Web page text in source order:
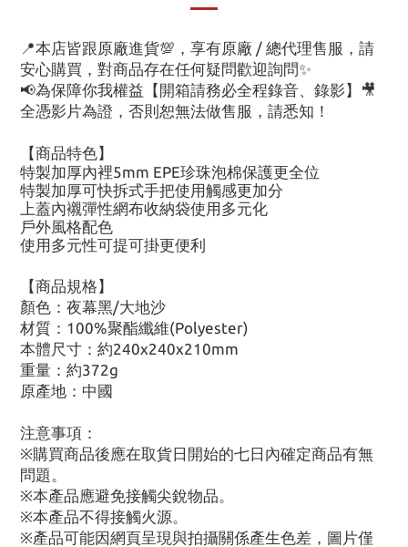
📍本店皆跟原廠進貨💯，享有原廠 / 總代理售服，請
安心購買，對商品存在任何疑問歡迎詢問✨
📢為保障你我權益【開箱請務必全程錄音、錄影】🎥
全憑影片為證，否則恕無法做售服，請悉知！
【商品特色】
特製加厚內裡5mm EPE珍珠泡棉保護更全位
特製加厚可快拆式手把使用觸感更加分
上蓋內襯彈性網布收納袋使用多元化
戶外風格配色
使用多元性可提可掛更便利
【商品規格】
顏色：夜幕黑/大地沙
材質：100%聚酯纖維(Polyester)
本體尺寸：約240x240x210mm
重量：約372g
原產地：中國
注意事項：
※購買商品後應在取貨日開始的七日內確定商品有無
問題。
※本產品應避免接觸尖銳物品。
※本產品不得接觸火源。
※產品可能因網頁呈現與拍攝關係產生色差，圖片僅